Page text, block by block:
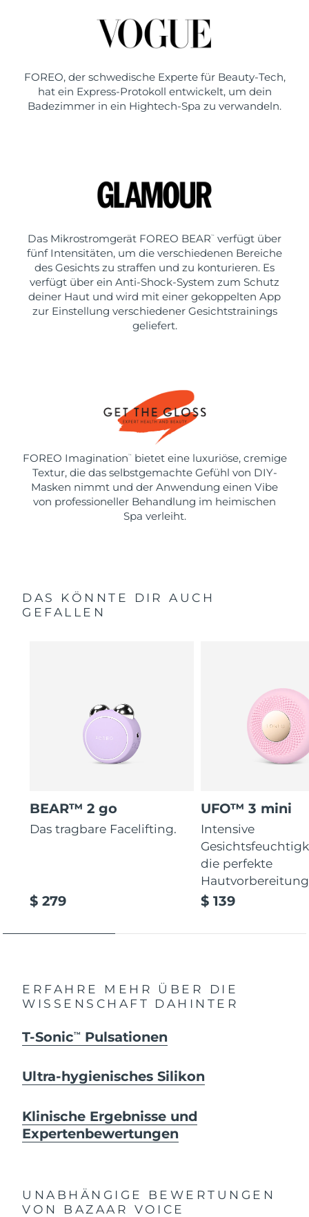
FOREO, der schwedische Experte für Beauty-Tech,
hat ein Express-Protokoll entwickelt, um dein
Badezimmer in ein Hightech-Spa zu verwandeln.
Das Mikrostromgerät FOREO BEAR ™
verfügt über
fünf Intensitäten, um die verschiedenen Bereiche
des Gesichts zu straffen und zu konturieren. Es
verfügt über ein Anti-Shock-System zum Schutz
deiner Haut und wird mit einer gekoppelten App
zur Einstellung verschiedener Gesichtstrainings
geliefert.
FOREO Imagination ™
bietet eine luxuriöse, cremige
Textur, die das selbstgemachte Gefühl von DIY-
Masken nimmt und der Anwendung einen Vibe
von professioneller Behandlung im heimischen
Spa verleiht.
DAS KÖNNTE DIR AUCH
GEFALLEN
BEAR™ 2 go
Das tragbare Facelifting.
$ 279
UFO™ 3 mini
Intensive
die perfekte
Hautvorbereitung
$ 139
ERFAHRE MEHR ÜBER DIE
WISSENSCHAFT DAHINTER
T-SonicTM Pulsationen
Ultra-hygienisches Silikon
Klinische Ergebnisse und
Expertenbewertungen
UNABHÄNGIGE BEWERTUNGEN
VON BAZAAR VOICE